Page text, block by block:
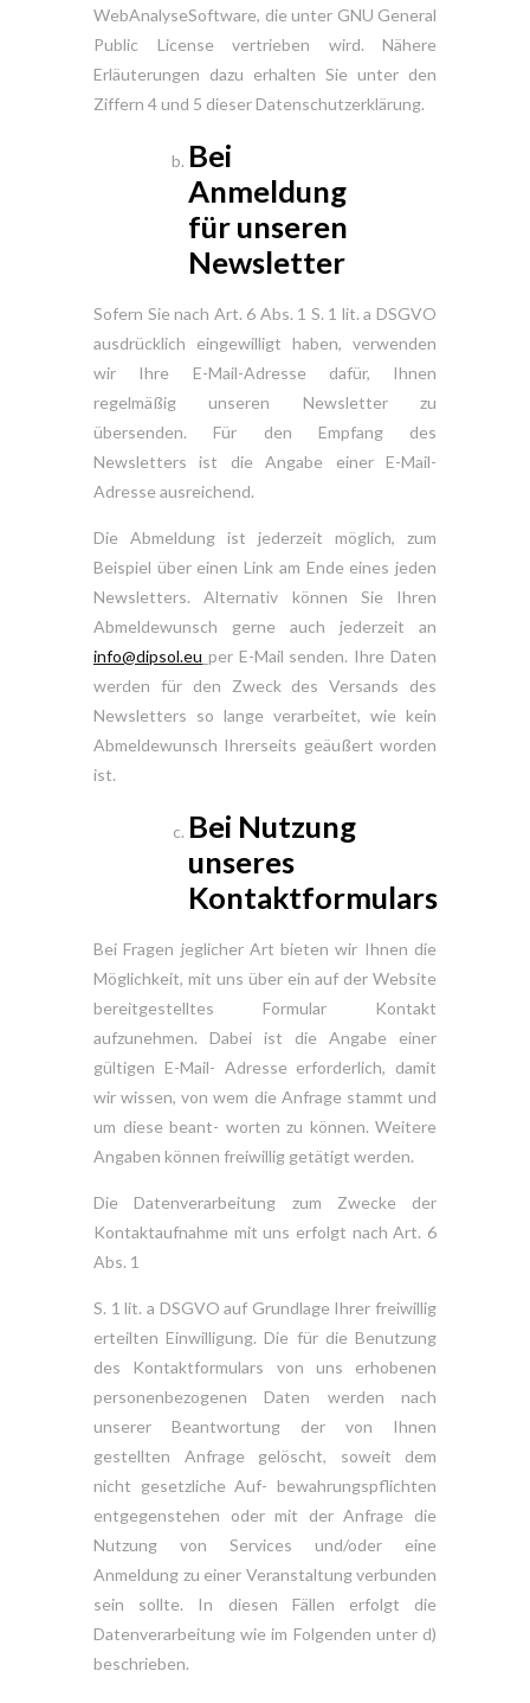
WebAnalyseSoftware, die unter GNU General
Public License vertrieben wird. Nähere
Erläuterungen dazu erhalten Sie unter den
Ziffern 4 und 5 dieser Datenschutzerklärung.
Bei
Anmeldung
für unseren
Newsletter
Sofern Sie nach Art. 6 Abs. 1 S. 1 lit. a DSGVO
ausdrücklich eingewilligt haben, verwenden
wir Ihre E-Mail-Adresse dafür, Ihnen
regelmäßig unseren Newsletter zu
übersenden. Für den Empfang des
Newsletters ist die Angabe einer E-Mail-
Adresse ausreichend.
Die Abmeldung ist jederzeit möglich, zum
Beispiel über einen Link am Ende eines jeden
Newsletters. Alternativ können Sie Ihren
Abmeldewunsch gerne auch jederzeit an
info@dipsol.eu per E-Mail senden. Ihre Daten
werden für den Zweck des Versands des
Newsletters so lange verarbeitet, wie kein
Abmeldewunsch Ihrerseits geäußert worden
ist.
Bei Nutzung
unseres
Kontaktformulars
Bei Fragen jeglicher Art bieten wir Ihnen die
Möglichkeit, mit uns über ein auf der Website
bereitgestelltes Formular Kontakt
aufzunehmen. Dabei ist die Angabe einer
gültigen E-Mail- Adresse erforderlich, damit
wir wissen, von wem die Anfrage stammt und
um diese beant- worten zu können. Weitere
Angaben können freiwillig getätigt werden.
Die Datenverarbeitung zum Zwecke der
Kontaktaufnahme mit uns erfolgt nach Art. 6
Abs. 1
S. 1 lit. a DSGVO auf Grundlage Ihrer freiwillig
erteilten Einwilligung. Die für die Benutzung
des Kontaktformulars von uns erhobenen
personenbezogenen Daten werden nach
unserer Beantwortung der von Ihnen
gestellten Anfrage gelöscht, soweit dem
nicht gesetzliche Auf- bewahrungspflichten
entgegenstehen oder mit der Anfrage die
Nutzung von Services und/oder eine
Anmeldung zu einer Veranstaltung verbunden
sein sollte. In diesen Fällen erfolgt die
Datenverarbeitung wie im Folgenden unter d)
beschrieben.